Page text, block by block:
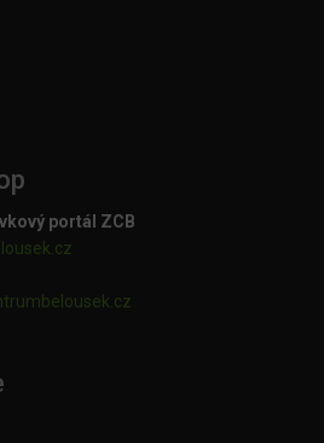
portál ZCB
cz